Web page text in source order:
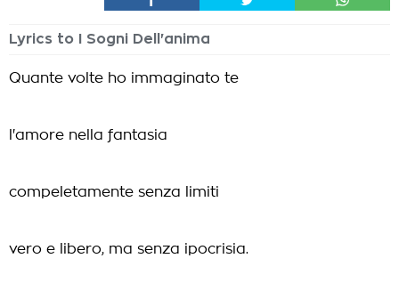
Lyrics to I Sogni Dell'anima
Quante volte ho immaginato te
l'amore nella fantasia
compeletamente senza limiti
vero e libero, ma senza ipocrisia.